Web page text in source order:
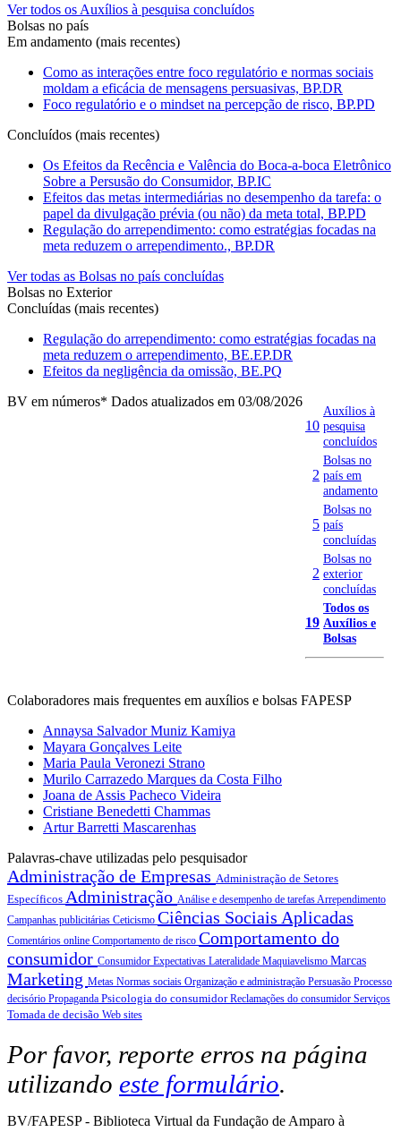
Ver todos os Auxílios à pesquisa concluídos
Bolsas no país
Em andamento (mais recentes)
Como as interações entre foco regulatório e normas sociais
moldam a eficácia de mensagens persuasivas, BP.DR
Foco regulatório e o mindset na percepção de risco, BP.PD
Concluídos (mais recentes)
Os Efeitos da Recência e Valência do Boca-a-boca Eletrônico
Sobre a Persusão do Consumidor, BP.IC
Efeitos das metas intermediárias no desempenho da tarefa: o
papel da divulgação prévia (ou não) da meta total, BP.PD
Regulação do arrependimento: como estratégias focadas na
meta reduzem o arrependimento., BP.DR
Ver todas as Bolsas no país concluídas
Bolsas no Exterior
Concluídas (mais recentes)
Regulação do arrependimento: como estratégias focadas na
meta reduzem o arrependimento, BE.EP.DR
Efeitos da negligência da omissão, BE.PQ
BV em números* Dados atualizados em 03/08/2026
10
Auxílios à
pesquisa
concluídos
2
Bolsas no
país em
andamento
5
Bolsas no
país
concluídas
2
Bolsas no
exterior
concluídas
19
Todos os
Auxílios e
Bolsas
Colaboradores mais frequentes em auxílios e bolsas FAPESP
Annaysa Salvador Muniz Kamiya
Mayara Gonçalves Leite
Maria Paula Veronezi Strano
Murilo Carrazedo Marques da Costa Filho
Joana de Assis Pacheco Videira
Cristiane Benedetti Chammas
Artur Barretti Mascarenhas
Palavras-chave utilizadas pelo pesquisador
Administração de Empresas Administração de Setores
Específicos Administração Análise e desempenho de tarefas Arrependimento
Campanhas publicitárias Ceticismo Ciências Sociais Aplicadas
Comentários online Comportamento de risco Comportamento do
consumidor Consumidor Expectativas Lateralidade Maquiavelismo Marcas
Marketing Metas Normas sociais Organização e administração Persuasão Processo
decisório Propaganda Psicologia do consumidorReclamações do consumidor Serviços
Tomada de decisão Web sites
Por favor, reporte erros na página
utilizando este formulário.
BV/FAPESP - Biblioteca Virtual da Fundação de Amparo à